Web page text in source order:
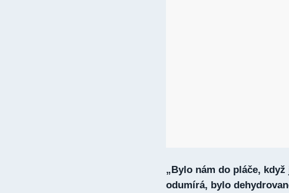
„Bylo nám do pláče,
odumírá, bylo